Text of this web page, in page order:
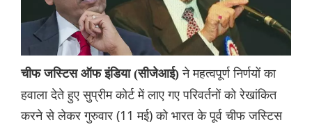
चीफ जस्टिस ऑफ इंडिया (सीजेआई)ने महत्वपूर्ण निर्णयों का
हवाला देते हुए सुप्रीम कोर्ट में लाए गए परिवर्तनों को रेखांकित
करने से लेकर गुरुवार (11 मई) को भारत के पूर्व चीफ जस्टिस